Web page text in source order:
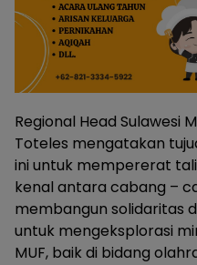
Regional Head Sulawesi
Toteles mengatakan
ini untuk mempererat
kenal antara cabang –
membangun solidaritas
untuk mengeksplorasi
MUF, baik di bidang